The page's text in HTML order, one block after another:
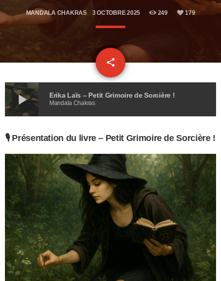
MANDALA CHAKRAS 3 OCTOBRE 2025 249 179
share
email
play_arrow Erika Laïs – Petit Grimoire de Sorcière !
Mandala Chakras
🎙️ Présentation du livre – Petit Grimoire de Sorcière !